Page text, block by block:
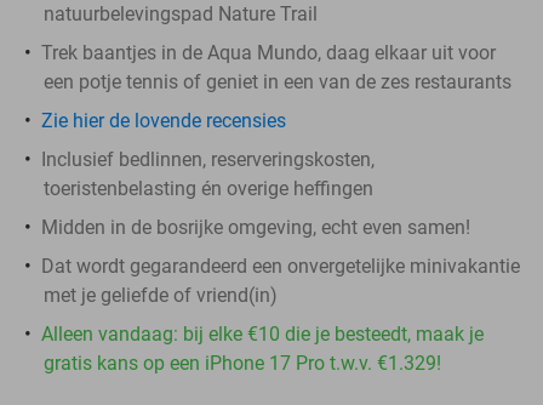
natuurbelevingspad Nature Trail
Trek baantjes in de Aqua Mundo, daag elkaar uit voor
een potje tennis of geniet in een van de zes restaurants
Zie hier de lovende recensies
Inclusief bedlinnen, reserveringskosten,
toeristenbelasting én overige heffingen
Midden in de bosrijke omgeving, echt even samen!
Dat wordt gegarandeerd een onvergetelijke minivakantie
met je geliefde of vriend(in)
Alleen vandaag: bij elke €10 die je besteedt, maak je
gratis kans op een iPhone 17 Pro t.w.v. €1.329!